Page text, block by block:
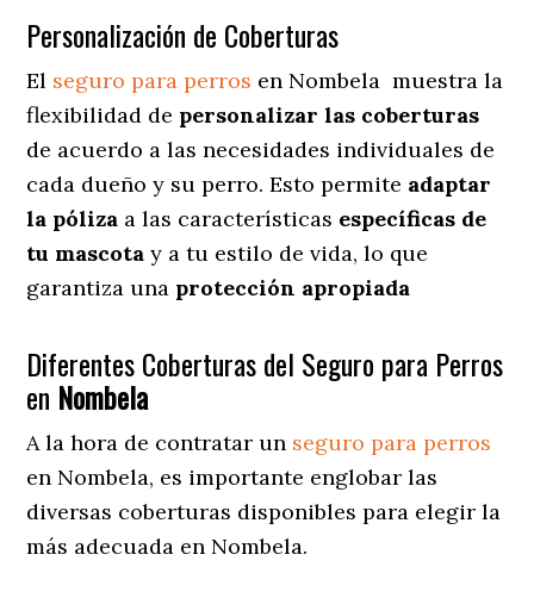
Personalización de Coberturas
El seguro para perros en Nombela muestra la
flexibilidad de personalizar las coberturas
de acuerdo a las necesidades individuales de
cada dueño y su perro. Esto permite adaptar
la póliza a las características específicas de
tu mascota y a tu estilo de vida, lo que
garantiza una protección apropiada
Diferentes Coberturas del Seguro para Perros
en Nombela
A la hora de contratar un seguro para perros
en Nombela, es importante englobar las
diversas coberturas disponibles para elegir la
más adecuada en Nombela.